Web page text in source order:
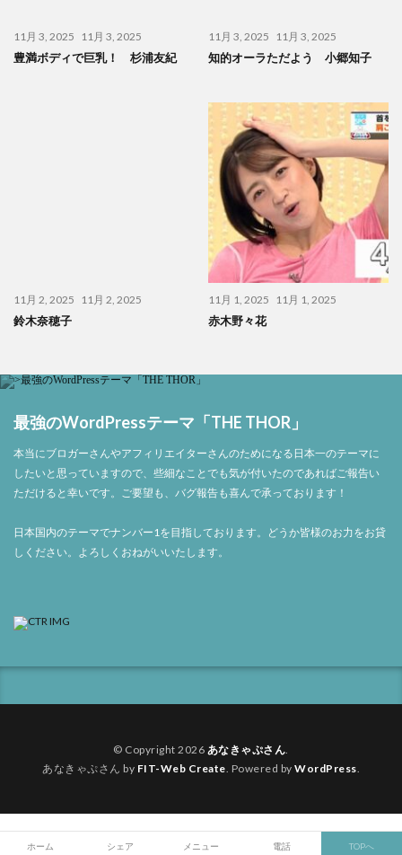
11月 3, 2025 11月 3, 2025
豊満ボディで巨乳！ 杉浦友紀
11月 3, 2025 11月 3, 2025
知的オーラただよう 小郷知子
11月 2, 2025 11月 2, 2025
鈴木奈穂子
11月 1, 2025 11月 1, 2025
赤木野々花
最強のWordPressテーマ「THE THOR」
本当にブロガーさんやアフィリエイターさんのためになる日本一のテーマに
したいと思っていますので、些細なことでも気が付いたのであればご報告い
ただけると幸いです。ご要望も、バグ報告も喜んで承っております！
日本国内のテーマでナンバー1を目指しております。どうか皆様のお力をお貸
しください。よろしくおねがいいたします。
© Copyright 2026 あなきゃぷさん.
あなきゃぷさん by FIT-Web Create. Powered by WordPress.
ホーム シェア メニュー 電話 TOPへ